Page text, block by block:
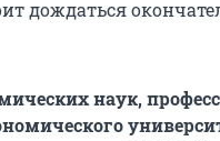
дождаться
наук,